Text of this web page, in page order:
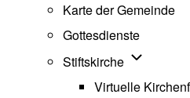
Karte der Gemeinde
Gottesdienste
Stiftskirche
Virtuelle